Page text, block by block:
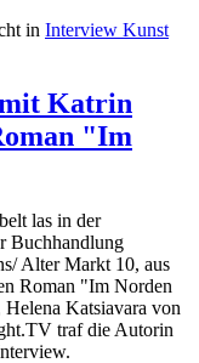
in Interview Kunst
Katrin
"Im
las in der
Buchhandlung
Alter Markt 10, aus
Roman "Im Norden
Katsiavara von
traf die Autorin